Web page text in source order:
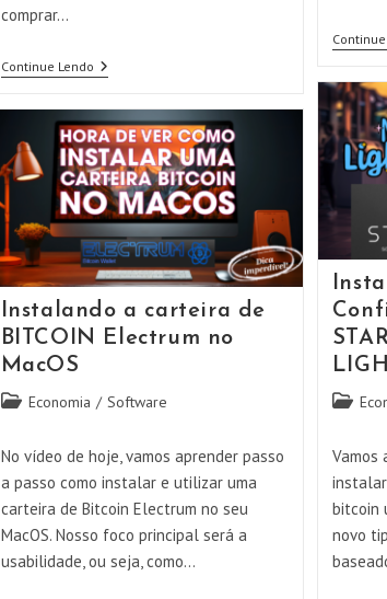
comprar…
Continue LendoComprando
BITCOIN
1
post:
Vamos
bitcoin
novo
Instalando a carteira de
BITCOIN Electrum no
MacOS
Categoria
post:
Economia / Software
No vídeo de hoje, vamos aprender passo
a passo como instalar e utilizar uma
carteira de Bitcoin Electrum no seu
MacOS. Nosso foco principal será a
usabilidade, ou seja, como…